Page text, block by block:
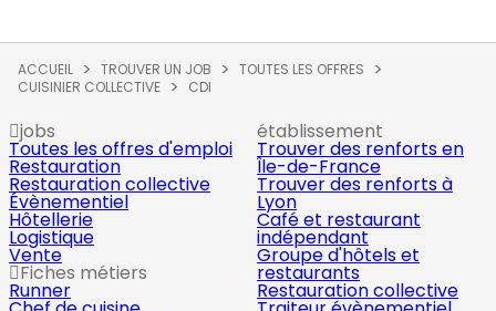
ACCUEIL TROUVER UN JOB
TOUTES LES OFFRES
CUISINIER COLLECTIVE
CDI
jobs
Toutes les offres d'emploi
Restauration
Restauration collective
Évènementiel
Hôtellerie
Logistique
Vente
Fiches métiers
Runner
établissement
Trouver des renforts en
Île-de-France
Trouver des renforts à
Lyon
Café et restaurant
indépendant
Groupe d'hôtels et
restaurants
Restauration collective